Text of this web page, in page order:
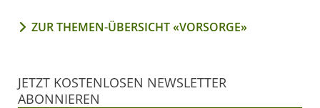
ZUR THEMEN-ÜBERSICHT «VORSORGE»
JETZT KOSTENLOSEN NEWSLETTER
ABONNIEREN